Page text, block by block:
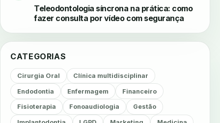
Teleodontologia síncrona na prática: como
fazer consulta por vídeo com segurança
CATEGORIAS
Cirurgia Oral Clínica multidisciplinar
Endodontia Enfermagem Financeiro
Fisioterapia Fonoaudiologia Gestão